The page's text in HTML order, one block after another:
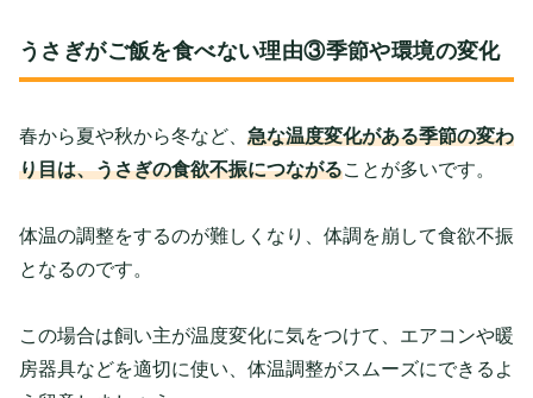
うさぎがご飯を食べない理由③季節や環境の変化
春から夏や秋から冬など、 急な温度変化がある季節の変わ
り目は、うさぎの食欲不振につながることが多いです。
体温の調整をするのが難しくなり、体調を崩して食欲不振
となるのです。
この場合は飼い主が温度変化に気をつけて、エアコンや暖
房器具などを適切に使い、体温調整がスムーズにできるよ